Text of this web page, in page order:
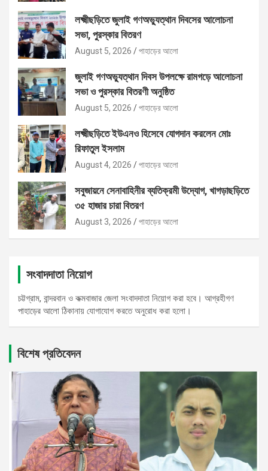
লক্ষ্মীছড়িতে জুলাই গণঅভ্যুত্থান দিবসের আলোচনা
সভা, পুরস্কার বিতরণ
August 5, 2026 পাহাড়ের আলো
জুলাই গণঅভ্যুত্থান দিবস উপলক্ষে রামগড়ে আলোচনা
সভা ও পুরস্কার বিতরণী অনুষ্ঠিত
August 5, 2026 পাহাড়ের আলো
লক্ষ্মীছড়িতে ইউএনও হিসেবে যোগদান করলেন মোঃ
রিফাতুল ইসলাম
August 4, 2026 পাহাড়ের আলো
সবুজায়নে সেনাবাহিনীর ব্যতিক্রমী উদ্যোগ, খাগড়াছড়িতে
৩৫ হাজার চারা বিতরণ
August 3, 2026 পাহাড়ের আলো
সংবাদদাতা নিয়োগ
চট্টগ্রাম, বান্দরবান ও কক্মবাজার জেলা সংবাদদাতা নিয়োগ করা হবে। আগ্রহীগণ
পাহাড়ের আলো ঠিকানায় যোগাযোগ করতে অনুরোধ করা হলো।
বিশেষ প্রতিবেদন